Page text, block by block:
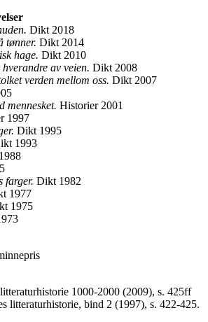
Dikt 2018
tønner. Dikt 2014
hage. Dikt 2010
av veien. Dikt 2008
verden mellom oss. Dikt 2007
mennesket. Historier 2001
1997
Dikt 1995
1993
farger. Dikt 1982
1977
1975
1000-2000 (2009), s. 425ff
litteraturhistorie, bind 2 (1997), s. 422-425.